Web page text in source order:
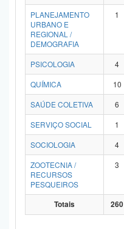
PLANEJAMENTO
URBANO E
REGIONAL /
DEMOGRAFIA
1
PSICOLOGIA 4
QUÍMICA
10
SAÚDE COLETIVA
6
SERVIÇO SOCIAL
1
SOCIOLOGIA
4
ZOOTECNIA /
RECURSOS
PESQUEIROS
3
Totais 260